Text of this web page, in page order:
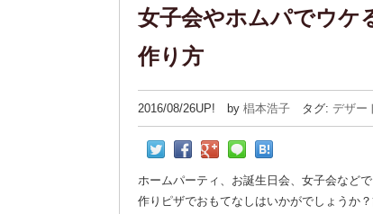
女子会やホムパでウケ
作り方
2016/08/26UP! by 椙本浩子 タグ: デザー
ホームパーティ、お誕生日会、女子会など
作りピザでおもてなしはいかがでしょうか